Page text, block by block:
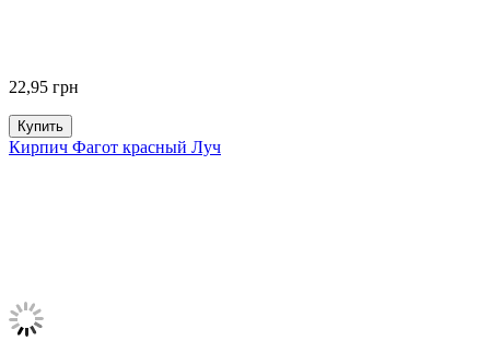
22,95 грн
Купить
Кирпич Фагот красный Луч